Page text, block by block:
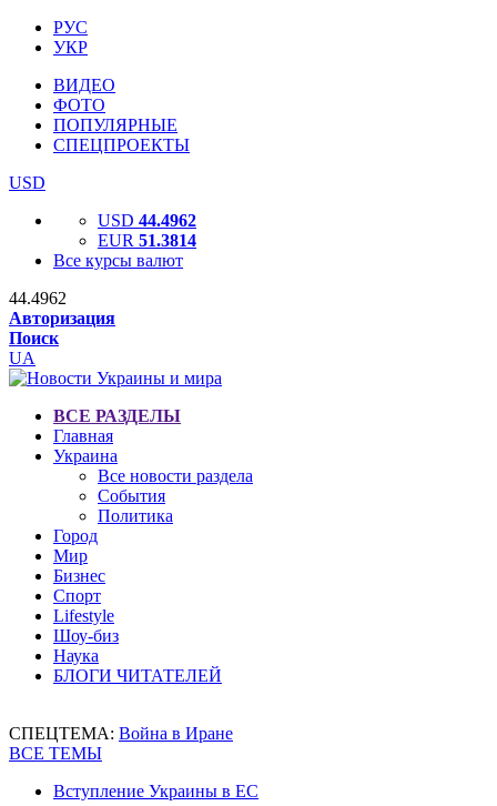
РУС
УКР
ВИДЕО
ФОТО
ПОПУЛЯРНЫЕ
СПЕЦПРОЕКТЫ
USD
USD 44.4962
EUR 51.3814
Все курсы валют
44.4962
Авторизация
Поиск
UA
ВСЕ РАЗДЕЛЫ
Главная
Украина
Все новости раздела
События
Политика
Город
Мир
Бизнес
Спорт
Lifestyle
Шоу-биз
Наука
БЛОГИ ЧИТАТЕЛЕЙ
СПЕЦТЕМА: Война в Иране
ВСЕ ТЕМЫ
Вступление Украины в ЕС